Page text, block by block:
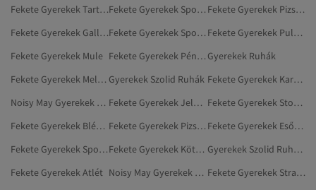
Fekete Gyerekek Tartozékok
Fekete Gyerekek Sportos Melegítőnadrág
Fekete Gyerekek Pizsama És Alsónemű
Fekete Gyerekek Galléros Pólók
Fekete Gyerekek Sportszandál
Fekete Gyerekek Pulóverek
Fekete Gyerekek Mule
Fekete Gyerekek Pénztárcák Gyerekek Ruhák
Fekete Gyerekek Melegítőszettek Gyerekek Szolid Ruhák
Fekete Gyerekek Kardigánok
Noisy May Gyerekek Mellények
Fekete Gyerekek Jelmezek
Fekete Gyerekek Stoplis Cipők
Fekete Gyerekek Blézerek
Fekete Gyerekek Pizsamaszettek
Fekete Gyerekek Esőkabátok
Fekete Gyerekek Sport És Szabadtér
Fekete Gyerekek Kötött Pulóverek
Gyerekek Szolid Ruházat
Fekete Gyerekek Atlét
Noisy May Gyerekek Farmerek
Fekete Gyerekek Strandruházat